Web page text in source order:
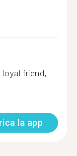
friend,
la app